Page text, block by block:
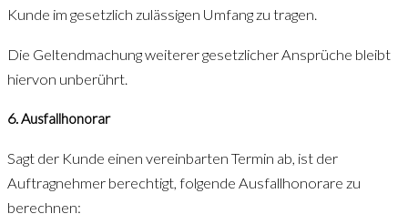
Kunde im gesetzlich zulässigen Umfang zu tragen.
Die Geltendmachung weiterer gesetzlicher Ansprüche bleibt
hiervon unberührt.
6. Ausfallhonorar
Sagt der Kunde einen vereinbarten Termin ab, ist der
Auftragnehmer berechtigt, folgende Ausfallhonorare zu
berechnen: